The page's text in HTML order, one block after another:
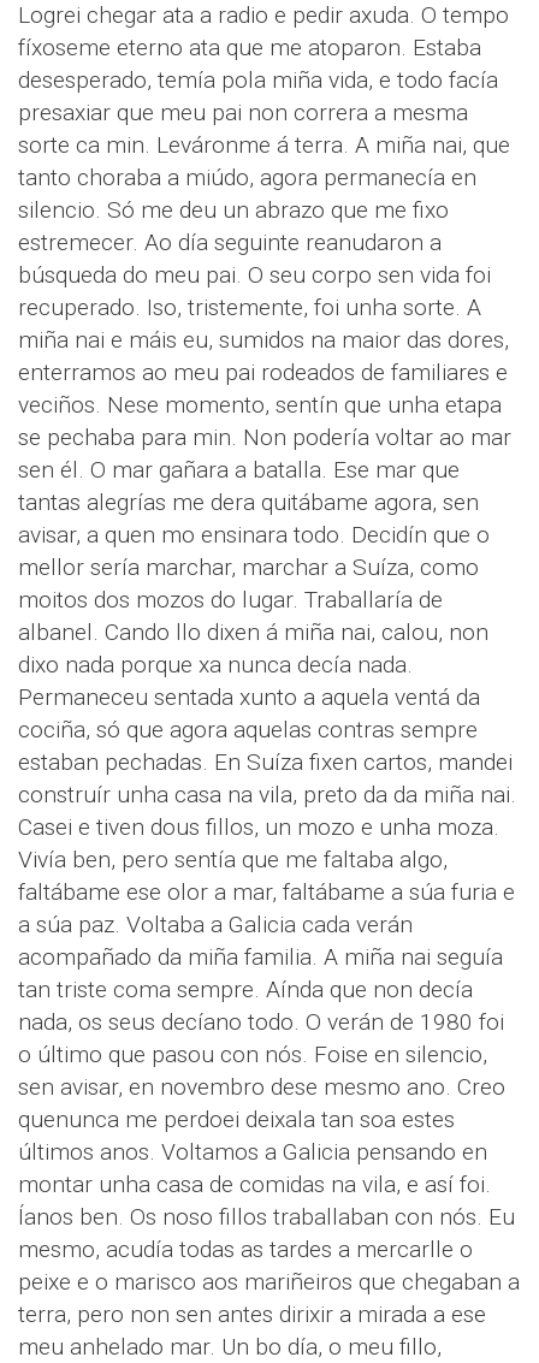
Logrei chegar ata a radio e pedir axuda. O tempo
fíxoseme eterno ata que me atoparon. Estaba
desesperado, temía pola miña vida, e todo facía
presaxiar que meu pai non correra a mesma
sorte ca min. Leváronme á terra. A miña nai, que
tanto choraba a miúdo, agora permanecía en
silencio. Só me deu un abrazo que me fixo
estremecer. Ao día seguinte reanudaron a
búsqueda do meu pai. O seu corpo sen vida foi
recuperado. Iso, tristemente, foi unha sorte. A
miña nai e máis eu, sumidos na maior das dores,
enterramos ao meu pai rodeados de familiares e
veciños. Nese momento, sentín que unha etapa
se pechaba para min. Non podería voltar ao mar
sen él. O mar gañara a batalla. Ese mar que
tantas alegrías me dera quitábame agora, sen
avisar, a quen mo ensinara todo. Decidín que o
mellor sería marchar, marchar a Suíza, como
moitos dos mozos do lugar. Traballaría de
albanel. Cando llo dixen á miña nai, calou, non
dixo nada porque xa nunca decía nada.
Permaneceu sentada xunto a aquela ventá da
cociña, só que agora aquelas contras sempre
estaban pechadas. En Suíza fixen cartos, mandei
construír unha casa na vila, preto da da miña nai.
Casei e tiven dous fillos, un mozo e unha moza.
Vivía ben, pero sentía que me faltaba algo,
faltábame ese olor a mar, faltábame a súa furia e
a súa paz. Voltaba a Galicia cada verán
acompañado da miña familia. A miña nai seguía
tan triste coma sempre. Aínda que non decía
nada, os seus decíano todo. O verán de 1980 foi
o último que pasou con nós. Foise en silencio,
sen avisar, en novembro dese mesmo ano. Creo
quenunca me perdoei deixala tan soa estes
últimos anos. Voltamos a Galicia pensando en
montar unha casa de comidas na vila, e así foi.
Íanos ben. Os noso fillos traballaban con nós. Eu
mesmo, acudía todas as tardes a mercarlle o
peixe e o marisco aos mariñeiros que chegaban a
terra, pero non sen antes dirixir a mirada a ese
meu anhelado mar. Un bo día, o meu fillo,